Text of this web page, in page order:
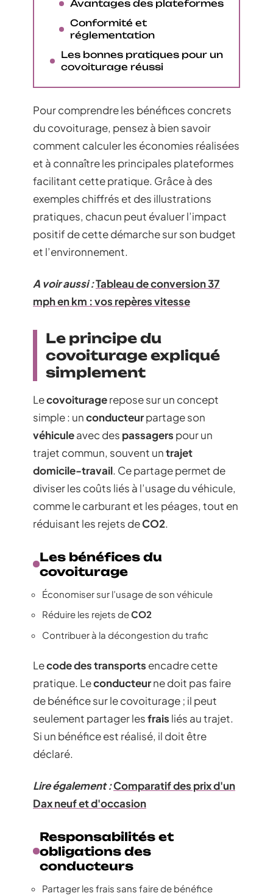
Avantages des plateformes
Conformité et
réglementation
Les bonnes pratiques pour un
covoiturage réussi
Pour comprendre les bénéfices concrets
du covoiturage, pensez à bien savoir
comment calculer les économies réalisées
et à connaître les principales plateformes
facilitant cette pratique. Grâce à des
exemples chiffrés et des illustrations
pratiques, chacun peut évaluer l’impact
positif de cette démarche sur son budget
et l’environnement.
A voir aussi :Tableau de conversion 37
mph en km : vos repères vitesse
Le principe du
covoiturage expliqué
simplement
Lecovoituragerepose sur un concept
simple : unconducteurpartage son
véhiculeavec des passagers pour un
trajet commun, souvent untrajet
domicile-travail. Ce partage permet de
diviser les coûts liés à l’usage du véhicule,
comme le carburant et les péages, tout en
réduisant les rejets deCO2.
Les bénéfices du
covoiturage
Économiser sur l’usage de son véhicule
Réduire les rejets deCO2
Contribuer à la décongestion du trafic
Lecode des transports encadre cette
pratique. Leconducteurne doit pas faire
de bénéfice sur le covoiturage ; il peut
seulement partager lesfrais liés au trajet.
Si un bénéfice est réalisé, il doit être
déclaré.
Lire également :Comparatif des prix d'un
Dax neuf et d'occasion
Responsabilités et
obligations des
conducteurs
Partager les frais sans faire de bénéfice